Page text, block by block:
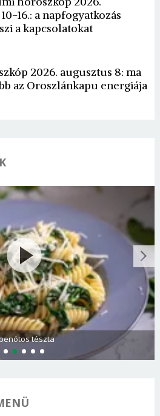
16.: a napfogyatkozás
a kapcsolatokat
2026. augusztus 8: ma
az Oroszlánkapu energiája
tészta